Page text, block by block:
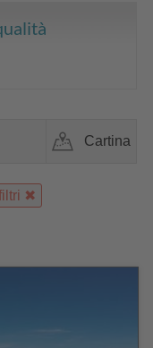
Cartina